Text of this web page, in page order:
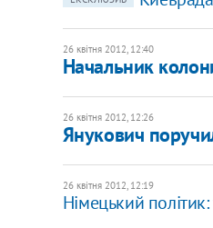
26 квітня 2012, 12:40
Начальник
26 квітня 2012, 12:26
Янукович
26 квітня 2012, 12:19
Німецький